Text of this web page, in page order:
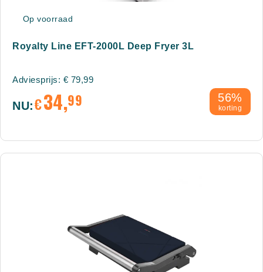
Op voorraad
Royalty Line EFT-2000L Deep Fryer 3L
Adviesprijs: € 79,99
NU:€34,99 56%
korting